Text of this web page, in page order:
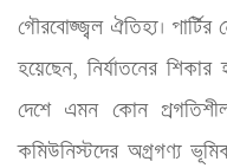
গৌরবোজ্জ্বল ঐতিহ্য।
হয়েছেন, নির্যাতনের
দেশে এমন কোন
কমিউনিস্টদের অগ্রগণ্য